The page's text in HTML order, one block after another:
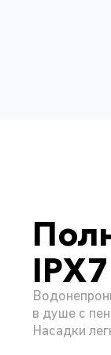
IPX7
в душе с
Насадки